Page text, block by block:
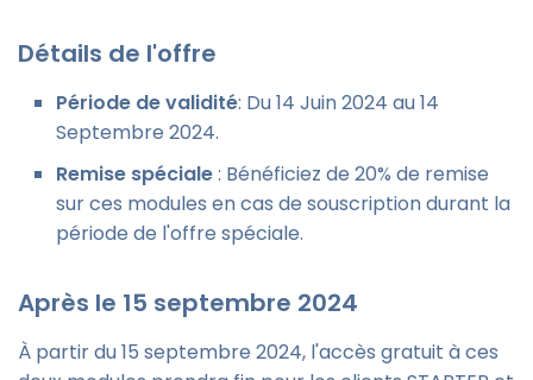
Détails de l'offre
Période de validité: Du 14 Juin 2024 au 14
Septembre 2024.
Remise spéciale: Bénéficiez de 20% de remise
sur ces modules en cas de souscription durant la
période de l'offre spéciale.
Après le 15 septembre 2024
À partir du 15 septembre 2024, l'accès gratuit à ces